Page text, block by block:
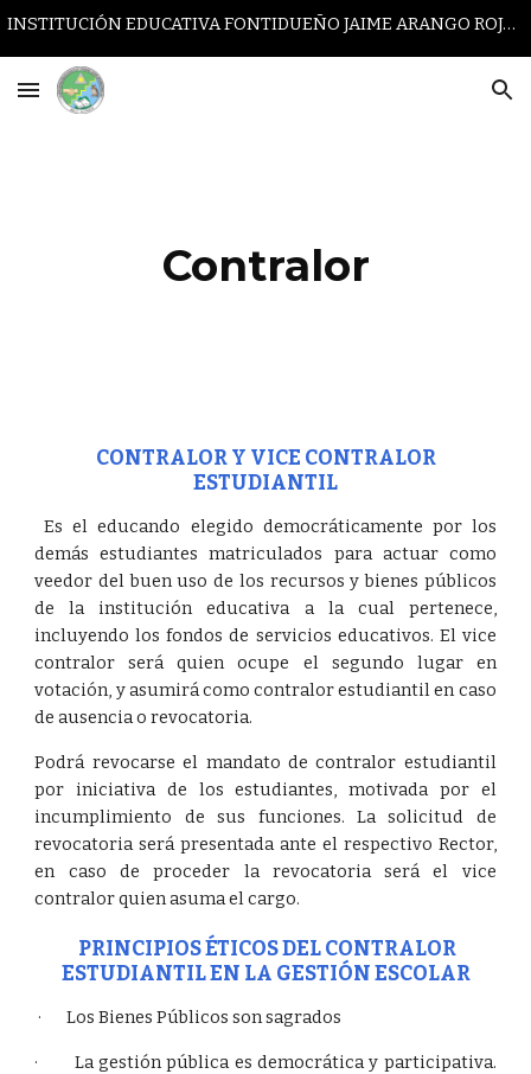
INSTITUCIÓN EDUCATIVA FONTIDUEÑO JAIME ARANGO ROJAS
Contralor
CONTRALOR Y VICE CONTRALOR
ESTUDIANTIL
Es el educando elegido democráticamente por los
demás estudiantes matriculados para actuar como
veedor del buen uso de los recursos y bienes públicos
de la institución educativa a la cual pertenece,
incluyendo los fondos de servicios educativos. El vice
contralor será quien ocupe el segundo lugar en
votación, y asumirá como contralor estudiantil en caso
de ausencia o revocatoria.
Podrá revocarse el mandato de contralor estudiantil
por iniciativa de los estudiantes, motivada por el
incumplimiento de sus funciones. La solicitud de
revocatoria será presentada ante el respectivo Rector,
en caso de proceder la revocatoria será el vice
contralor quien asuma el cargo.
PRINCIPIOS ÉTICOS DEL CONTRALOR
ESTUDIANTIL EN LA GESTIÓN ESCOLAR
· Los Bienes Públicos son sagrados
· La gestión pública es democrática y participativa.